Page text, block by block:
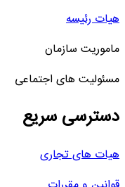
هیات رئیسه
ماموریت سازمان
مسئولیت های اجتماعی
دسترسی سریع
هیات های تجاری